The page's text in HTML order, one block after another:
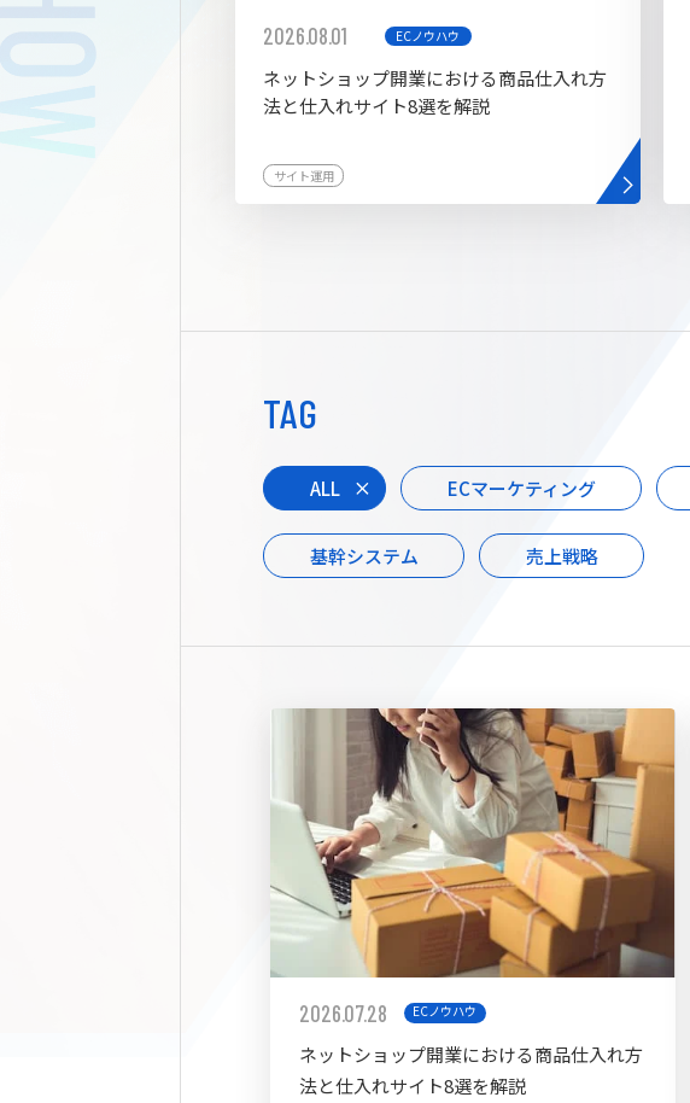
2026.08.01 ECノウハウ
ネットショップ開業における商品仕入れ方
法と仕入れサイト8選を解説
サイト運用
TAG
ALL ECマーケティング
基幹システム 売上戦略
2026.07.28 ECノウハウ
ネットショップ開業における商品仕入れ方
法と仕入れサイト8選を解説